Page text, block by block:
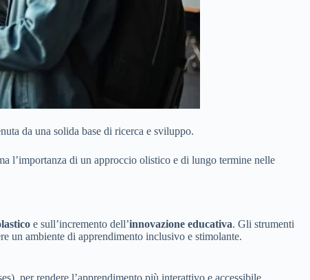
da una solida base di ricerca e sviluppo.
l’importanza di un approccio olistico e di lungo termine nelle
e sull’incremento dell’innovazione educativa. Gli strumenti
un ambiente di apprendimento inclusivo e stimolante.
per rendere l’apprendimento più interattivo e accessibile.